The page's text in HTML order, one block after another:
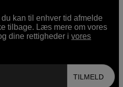
kan til enhver tid afmelde
tilbage. Læs mere om vores
dine rettigheder ivores
TILMELD